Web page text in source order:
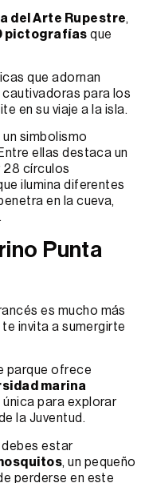
del Arte Rupestre,
pictografías que
que adornan
para los
en su viaje a la isla.
simbolismo
ellas destaca un
28 círculos
ilumina diferentes
en la cueva,
Punta
es mucho más
invita a sumergirte
parque ofrece
marina
para explorar
la Juventud.
estar
, un pequeño
perderse en este